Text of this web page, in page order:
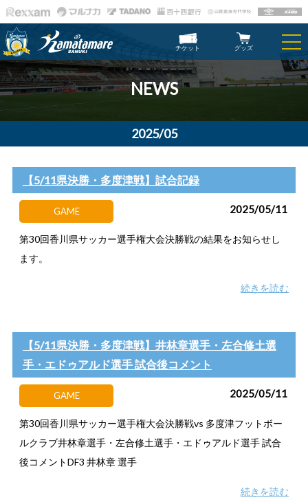
チケット グッズ
NEWS
2025/05
【5/11県決勝・多度津戦】試合記録
GAME 2025/05/11
第30回香川県サッカー選手権大会決勝戦の結果をお知らせし
ます。
続きを読む
【5/11県決勝・多度津戦】井林章選手・左合修土選
手・エドゥアルド選手 試合後コメント
GAME 2025/05/11
第30回香川県サッカー選手権大会決勝戦vs 多度津フットボー
ルクラブ井林章選手・左合修土選手・エドゥアルド選手 試合
後コメントDF3 井林章 選手
続きを読む